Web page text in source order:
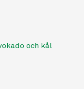
och kål